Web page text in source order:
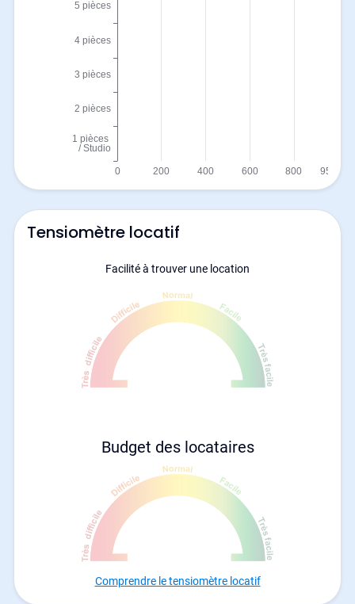
Tensiomètre locatif
Facilité à trouver une location
Budget des locataires
Comprendre le tensiomètre locatif